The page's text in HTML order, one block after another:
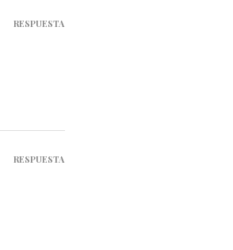
RESPUESTA
RESPUESTA